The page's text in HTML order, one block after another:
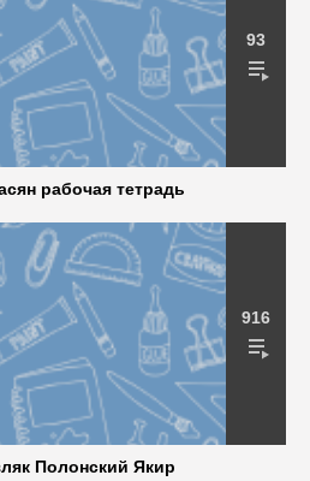
93
рабочая тетрадь
916
Полонский Якир